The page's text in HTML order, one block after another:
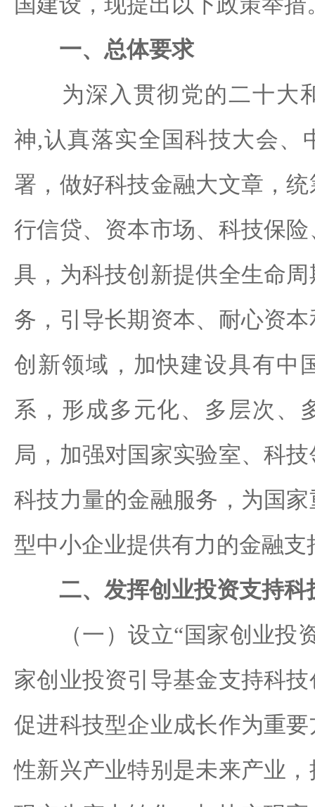
一、总体要求
为深入贯彻党的二十大
神,认真落实全国科技大会、
署，做好科技金融大文章，
行信贷、资本市场、科技保
具，为科技创新提供全生命
务，引导长期资本、耐心资
创新领域，加快建设具有中
系，形成多元化、多层次、
局，加强对国家实验室、科
科技力量的金融服务，为国
型中小企业提供有力的金融支
二、发挥创业投资支持
（一）设立“国家创业投
家创业投资引导基金支持科
促进科技型企业成长作为重
性新兴产业特别是未来产业